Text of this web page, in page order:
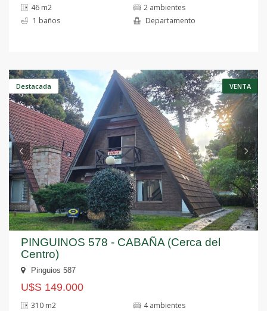
46 m2
2 ambientes
1 baños
Departamento
Destacada VENTA
Anterior
PINGUINOS 578 - CABAÑA (Cerca del
Centro)
Pinguios 587
U$S 149.000
310 m2
4 ambientes